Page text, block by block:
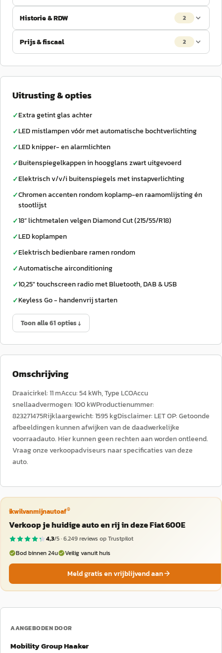
Historie & RDW 2
Prijs & fiscaal 2
Uitrusting & opties
✓Extra getint glas achter
✓LED mistlampen vóór met automatische bochtverlichting
✓LED knipper- en alarmlichten
✓Buitenspiegelkappen in hoogglans zwart uitgevoerd
✓Elektrisch v/v/i buitenspiegels met instapverlichting
✓Chromen accenten rondom koplamp-en raamomlijsting én
stootlijst
✓18“ lichtmetalen velgen Diamond Cut (215/55/R18)
✓LED koplampen
✓Elektrisch bedienbare ramen rondom
✓Automatische airconditioning
✓10,25" touchscreen radio met Bluetooth, DAB & USB
✓Keyless Go - handenvrij starten
Toon alle 61 opties ↓
Omschrijving
Draaicirkel: 11 mAccu: 54 kWh, Type LCOAccu
snellaadvermogen: 100 kWProductienummer:
823271475Rijklaargewicht: 1595 kgDisclaimer: LET OP: Getoonde
afbeeldingen kunnen afwijken van de daadwerkelijke
voorraadauto. Hier kunnen geen rechten aan worden ontleend.
Vraag onze verkoopadviseurs naar specificaties van deze
auto.
ikwilvanmijnautoaf®
Verkoop je huidige auto en rij in deze Fiat 600E
4,3/5 ·6.249reviews op Trustpilot
Bod binnen 24u
Veilig vanuit huis
Meld gratis en vrijblijvend aan
AANGEBODEN DOOR
Mobility Group Haaker